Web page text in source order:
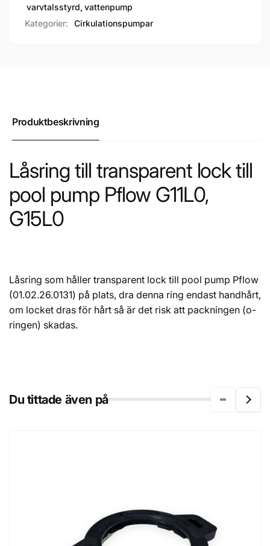
varvtalsstyrd, vattenpump
Kategorier:
Cirkulationspumpar
Produktbeskrivning
Låsring till transparent lock till
pool pump Pflow G11L0,
G15L0
Låsring som håller transparent lock till pool pump Pflow
(01.02.26.0131) på plats, dra denna ring endast handhårt,
om locket dras för hårt så är det risk att packningen (o-
ringen) skadas.
Du tittade även på